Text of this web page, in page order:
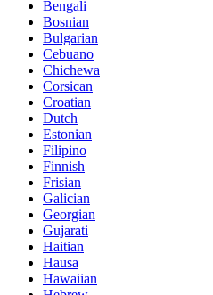
Bengali
Bosnian
Bulgarian
Cebuano
Chichewa
Corsican
Croatian
Dutch
Estonian
Filipino
Finnish
Frisian
Galician
Georgian
Gujarati
Haitian
Hausa
Hawaiian